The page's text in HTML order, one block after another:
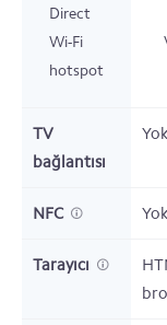
Direct
Wi-Fi
hotspot
TV
bağlantısı
Yok
NFC Yok
Tarayıcı